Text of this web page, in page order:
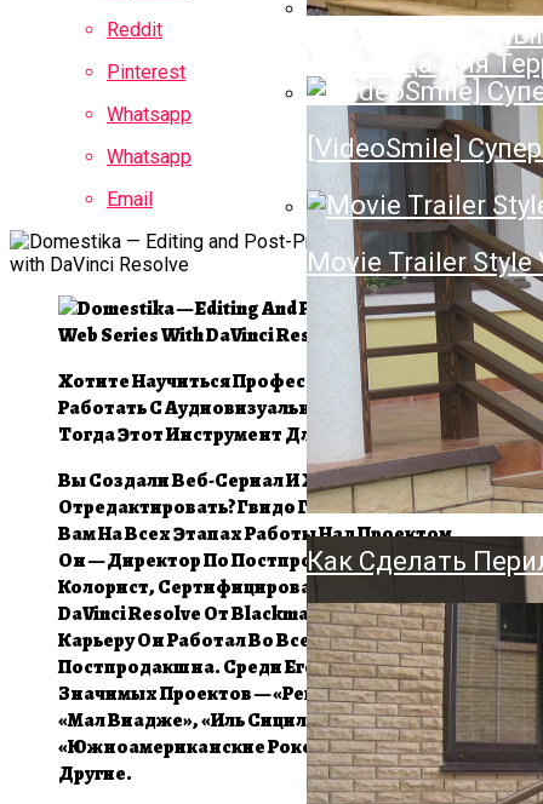
Держатель Для
Напольный,
Лестница Для
Как Сделать
ГАЙД По
[VideoSmile]
Movie Trailer Style
Reddit
Pinterest
Whatsapp
Whatsapp
Email
Хотите Научиться Профессионально
Работать С Аудиовизуальными Проектами?
Тогда Этот Инструмент Для Вас!
Вы Создали Веб-Сериал И Хотите Его
Отредактировать? Гвидо Гоньи Поможет
Вам На Всех Этапах Работы Над Проектом.
Он — Директор По Постпродакшну И
Колорист, Сертифицированный Инструктор
DaVinci Resolve От Blackmagic. За Свою
Карьеру Он Работал Во Всех Областях
Постпродакшна. Среди Его Наиболее
Значимых Проектов — «Реквием Де Чили»,
«Мал Виадже», «Иль Сицилиано»,
«Южноамериканские Рокеры» И Многие
Другие.